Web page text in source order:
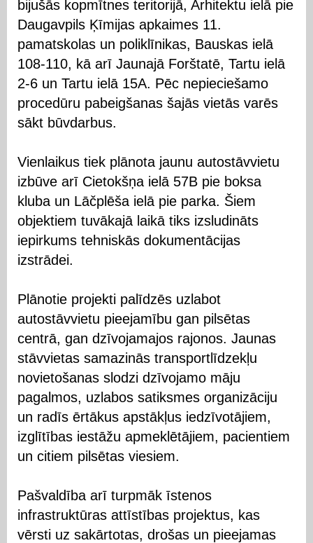
bijušās kopmītnes teritorijā, Arhitektu ielā pie
Daugavpils Ķīmijas apkaimes 11.
pamatskolas un poliklīnikas, Bauskas ielā
108-110, kā arī Jaunajā Forštatē, Tartu ielā
2-6 un Tartu ielā 15A. Pēc nepieciešamo
procedūru pabeigšanas šajās vietās varēs
sākt būvdarbus.
Vienlaikus tiek plānota jaunu autostāvvietu
izbūve arī Cietokšņa ielā 57B pie boksa
kluba un Lāčplēša ielā pie parka. Šiem
objektiem tuvākajā laikā tiks izsludināts
iepirkums tehniskās dokumentācijas
izstrādei.
Plānotie projekti palīdzēs uzlabot
autostāvvietu pieejamību gan pilsētas
centrā, gan dzīvojamajos rajonos. Jaunas
stāvvietas samazinās transportlīdzekļu
novietošanas slodzi dzīvojamo māju
pagalmos, uzlabos satiksmes organizāciju
un radīs ērtākus apstākļus iedzīvotājiem,
izglītības iestāžu apmeklētājiem, pacientiem
un citiem pilsētas viesiem.
Pašvaldība arī turpmāk īstenos
infrastruktūras attīstības projektus, kas
vērsti uz sakārtotas, drošas un pieejamas